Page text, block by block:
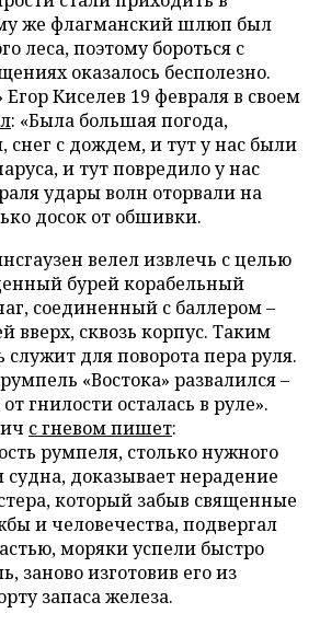
же флагманский шлюп был
леса, поэтому бороться с
оказалось бесполезно.
Егор Киселев 19 февраля в своем
: «Была большая погода,
снег с дождем, и тут у нас были
и тут повредило у нас
удары волн оторвали на
досок от обшивки.
велел извлечь с целью
бурей корабельный
соединенный с баллером –
вверх, сквозь корпус. Таким
служит для поворота пера руля.
«Востока» развалился –
гнилости осталась в руле».
с гневом пишет:
румпеля, столько нужного
судна, доказывает нерадение
который забыв священные
и человечества, подвергал
моряки успели быстро
заново изготовив его из
запаса железа.